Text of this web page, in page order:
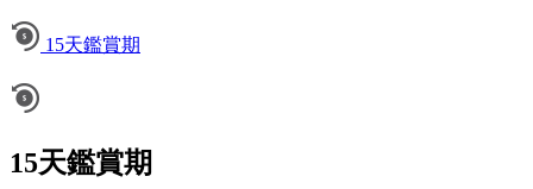
15天鑑賞期
15天鑑賞期